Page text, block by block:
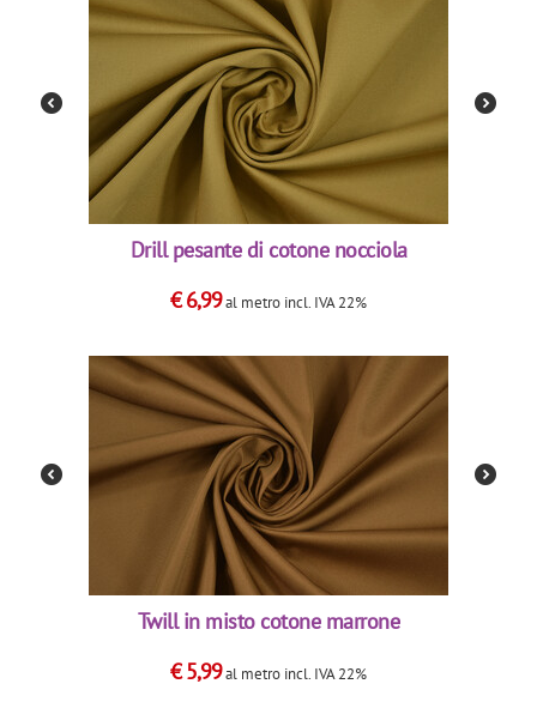
Drill pesante di cotone nocciola
€6,99al metro incl. IVA 22%
Twill in misto cotone marrone
€5,99al metro incl. IVA 22%